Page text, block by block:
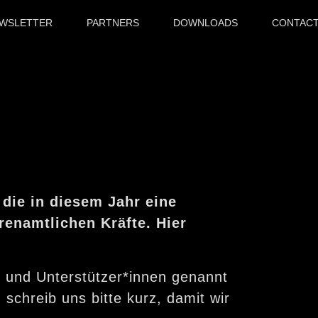
PARTNERS DOWNLOADS
in diesem Jahr eine
Kräfte. Hier
Unterstützer*innen genannt
schreib uns bitte kurz, damit wir